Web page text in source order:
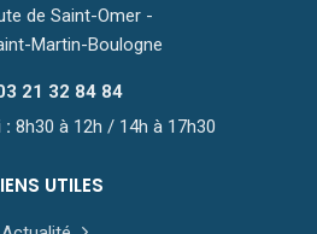
de Saint-Omer -
Martin-Boulogne
21 32 84 84
: 8h30 à 12h / 14h à 17h30
UTILES